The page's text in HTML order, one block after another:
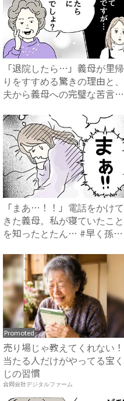
「退院したら…」義母が里帰
りをすすめる驚きの理由と、
夫から義母への完璧な苦言
「まあ…！！」電話をかけて
きた義母。私が寝ていたこと
を知ったとたん… #早く孫
Promoted
売り場じゃ教えてくれない！
当たる人だけがやってる宝く
じの習慣
合同会社デジタルファーム